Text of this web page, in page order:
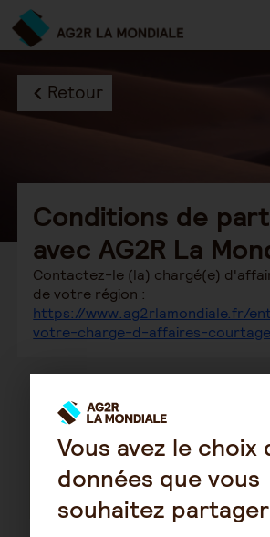
Retour
Conditions de
avec AG2R La
Contactez-le (la) chargé(e)
de votre région :
https://www.ag2rlamondiale.fr/
votre-charge-d-affaires-
1 2
Vous avez le choix
données que vous
souhaitez partager